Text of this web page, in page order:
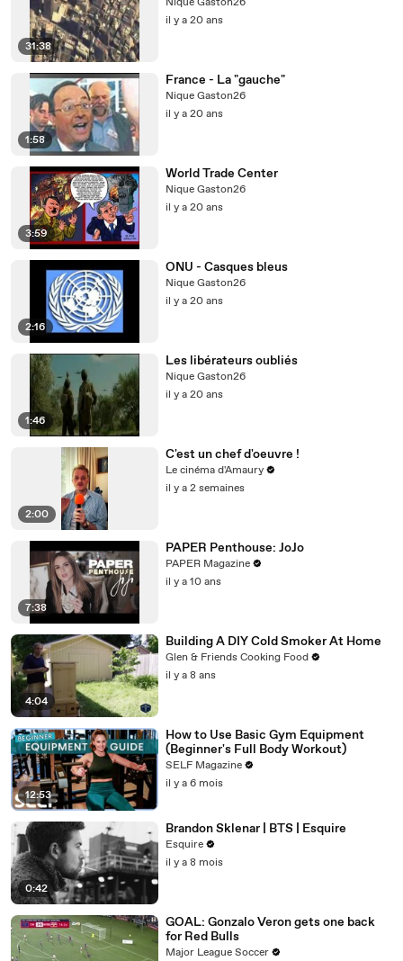
31:38
il y a 20 ans
1:58
France - La "gauche"
Nique Gaston26
il y a 20 ans
3:59
World Trade Center
Nique Gaston26
il y a 20 ans
2:16
ONU - Casques bleus
Nique Gaston26
il y a 20 ans
1:46
Les libérateurs oubliés
Nique Gaston26
il y a 20 ans
2:00
C'est un chef d'oeuvre !
Le cinéma d'Amaury
il y a 2 semaines
7:38
PAPER Penthouse: JoJo
PAPER Magazine
il y a 10 ans
4:04
Building A DIY Cold Smoker At Home
Glen & Friends Cooking Food
il y a 8 ans
12:53
How to Use Basic Gym Equipment
(Beginner's Full Body Workout)
SELF Magazine
il y a 6 mois
0:42
Brandon Sklenar | BTS | Esquire
Esquire
il y a 8 mois
GOAL: Gonzalo Veron gets one back
for Red Bulls
Major League Soccer